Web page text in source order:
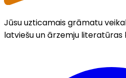
Jūsu uzticamais grāmatu
latviešu un ārzemju literatūras